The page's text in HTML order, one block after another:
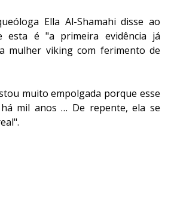
Ella Al-Shamahi disse ao
esta é "a primeira evidência já
mulher viking com ferimento de
muito empolgada porque esse
mil anos … De repente, ela se